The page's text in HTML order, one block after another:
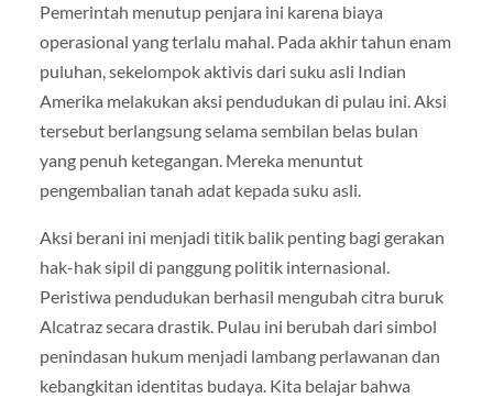
Pemerintah menutup penjara ini karena biaya
operasional yang terlalu mahal. Pada akhir tahun enam
puluhan, sekelompok aktivis dari suku asli Indian
Amerika melakukan aksi pendudukan di pulau ini. Aksi
tersebut berlangsung selama sembilan belas bulan
yang penuh ketegangan. Mereka menuntut
pengembalian tanah adat kepada suku asli.
Aksi berani ini menjadi titik balik penting bagi gerakan
hak-hak sipil di panggung politik internasional.
Peristiwa pendudukan berhasil mengubah citra buruk
Alcatraz secara drastik. Pulau ini berubah dari simbol
penindasan hukum menjadi lambang perlawanan dan
kebangkitan identitas budaya. Kita belajar bahwa